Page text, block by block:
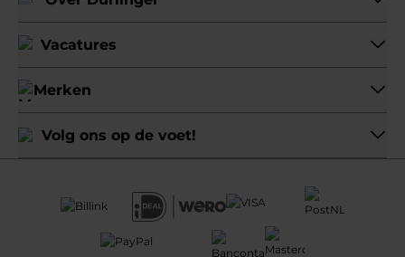
Vacatures
Merken
Volg ons op de voet!